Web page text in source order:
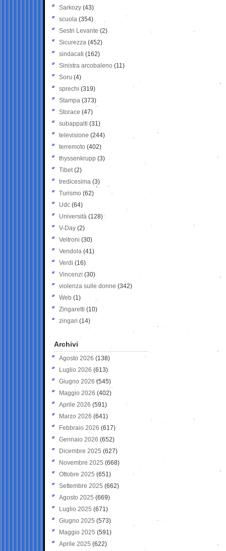
Sarkozy (43)
scuola (354)
Sestri Levante (2)
Sicurezza (452)
sindacati (162)
Sinistra arcobaleno (11)
Soru (4)
sprechi (319)
Stampa (373)
Storace (47)
subappalti (31)
televisione(244)
terremoto (402)
thyssenkrupp (3)
Tibet(2)
tredicesima (3)
Turismo (62)
Udc (64)
Università (128)
V-Day (2)
Veltroni (30)
Vendola (41)
Verdi (16)
Vincenzi (30)
violenza sulle donne (342)
Web (1)
Zingaretti (10)
zingari (14)
Archivi
Agosto 2026 (138)
Luglio 2026 (613)
Giugno 2026 (545)
Maggio 2026 (402)
Aprile 2026 (591)
Marzo 2026 (641)
Febbraio 2026 (617)
Gennaio 2026 (652)
Dicembre 2025 (627)
Novembre 2025 (668)
Ottobre 2025 (651)
Settembre 2025 (662)
Agosto 2025 (669)
Luglio 2025 (671)
Giugno 2025 (573)
Maggio 2025 (591)
Aprile 2025 (622)